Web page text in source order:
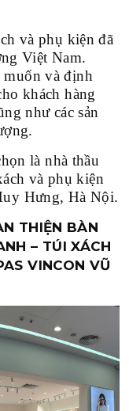
và phụ kiện đã
Việt Nam.
và định
khách hàng
như các sản
là nhà thầu
và phụ kiện
Hưng, Hà Nội.
THIỆN BÀN
– TÚI XÁCH
VINCON VŨ